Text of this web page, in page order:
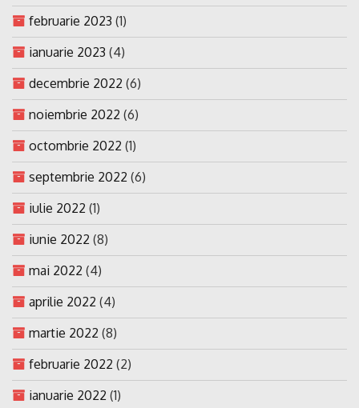
februarie 2023 (1)
ianuarie 2023 (4)
decembrie 2022 (6)
noiembrie 2022 (6)
octombrie 2022 (1)
septembrie 2022 (6)
iulie 2022 (1)
iunie 2022 (8)
mai 2022 (4)
aprilie 2022 (4)
martie 2022 (8)
februarie 2022 (2)
ianuarie 2022 (1)